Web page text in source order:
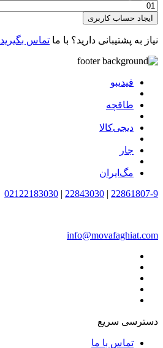
ایجاد حساب کاربری
نیاز به پشتیبانی دارید؟ با ما تماس بگیرید
فیدیبو
طاقچه
دیجی‌کالا
جار
مگ‌ایران
22861807-9
|
22843030
|
02122183030
info@movafaghiat.com
دسترسی سریع
تماس با ما